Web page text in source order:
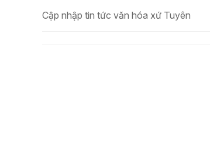
Cập nhập tin tức văn hóa xứ Tuyên